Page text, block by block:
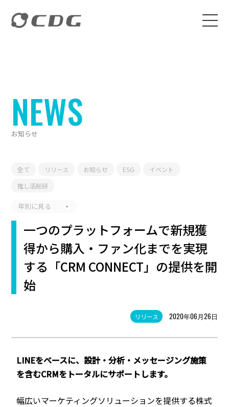
NEWS
お知らせ
一つのプラットフォームで新規獲
得から購入・ファン化までを実現
する「CRM CONNECT」の提供を開
始
リリース 2020年06月26日
LINEをベースに、設計・分析・メッセージング施策
を含むCRMを トータルにサポートします。
幅広いマーケティングソリューションを提供する株式
全て リリース お知らせ ESG
イベント
推し活総研
年別に見る